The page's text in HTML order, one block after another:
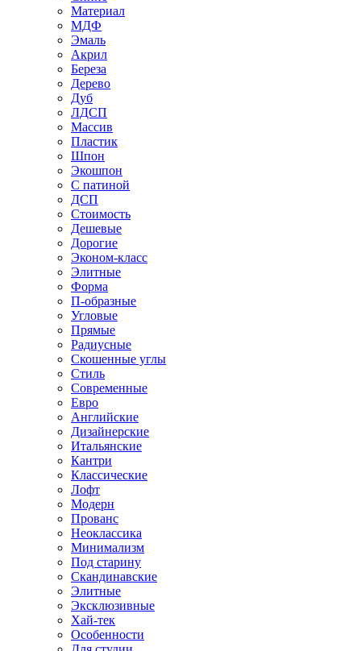
Материал
МДФ
Эмаль
Акрил
Береза
Дерево
Дуб
ЛДСП
Массив
Пластик
Шпон
Экошпон
С патиной
ДСП
Стоимость
Дешевые
Дорогие
Эконом-класс
Элитные
Форма
П-образные
Угловые
Прямые
Радиусные
Скошенные углы
Стиль
Современные
Евро
Английские
Дизайнерские
Итальянские
Кантри
Классические
Лофт
Модерн
Прованс
Неоклассика
Минимализм
Под старину
Скандинавские
Элитные
Эксклюзивные
Хай-тек
Особенности